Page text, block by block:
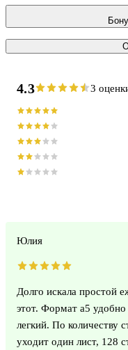
4.3 3
Юлия
Долго искала простой
этот. Формат а5
легкий. По количеству
уходит один лист, 128